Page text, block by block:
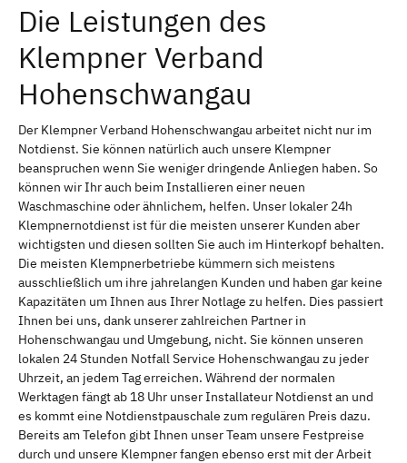
Die Leistungen des
Klempner Verband
Hohenschwangau
Der Klempner Verband Hohenschwangau arbeitet nicht nur im
Notdienst. Sie können natürlich auch unsere Klempner
beanspruchen wenn Sie weniger dringende Anliegen haben. So
können wir Ihr auch beim Installieren einer neuen
Waschmaschine oder ähnlichem, helfen. Unser lokaler 24h
Klempnernotdienst ist für die meisten unserer Kunden aber
wichtigsten und diesen sollten Sie auch im Hinterkopf behalten.
Die meisten Klempnerbetriebe kümmern sich meistens
ausschließlich um ihre jahrelangen Kunden und haben gar keine
Kapazitäten um Ihnen aus Ihrer Notlage zu helfen. Dies passiert
Ihnen bei uns, dank unserer zahlreichen Partner in
Hohenschwangau und Umgebung, nicht. Sie können unseren
lokalen 24 Stunden Notfall Service Hohenschwangau zu jeder
Uhrzeit, an jedem Tag erreichen. Während der normalen
Werktagen fängt ab 18 Uhr unser Installateur Notdienst an und
es kommt eine Notdienstpauschale zum regulären Preis dazu.
Bereits am Telefon gibt Ihnen unser Team unsere Festpreise
durch und unsere Klempner fangen ebenso erst mit der Arbeit